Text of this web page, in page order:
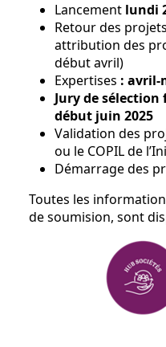
Lancement lundi
Retour des projets
attribution des
début avril)
Expertises : avril-
Jury de
début juin 2025
Validation des
ou le COPIL de
Démarrage des
Toutes les
de soumision, sont